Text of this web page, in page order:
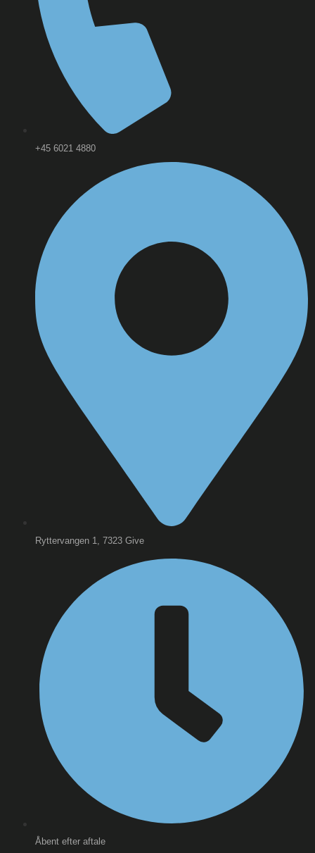
+45 6021 4880
Ryttervangen 1, 7323 Give
Åbent efter aftale